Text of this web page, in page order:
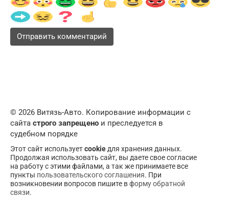
© 2026 Витязь-Авто. Копирование информации с
сайта строго запрещено и преследуется в
судебном порядке
Этот сайт используетcookie для хранения данных.
Продолжая использовать сайт, вы даете свое согласие
на работу с этими файлами, а так же принимаете все
пункты пользовательского соглашения. При
возникновении вопросов пишите вформу обратной
связи.